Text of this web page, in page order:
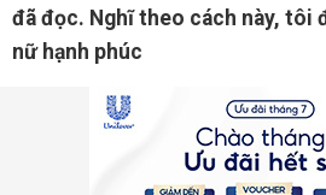
đã đọc. Nghĩ theo cách này, tôi
nữ hạnh phúc